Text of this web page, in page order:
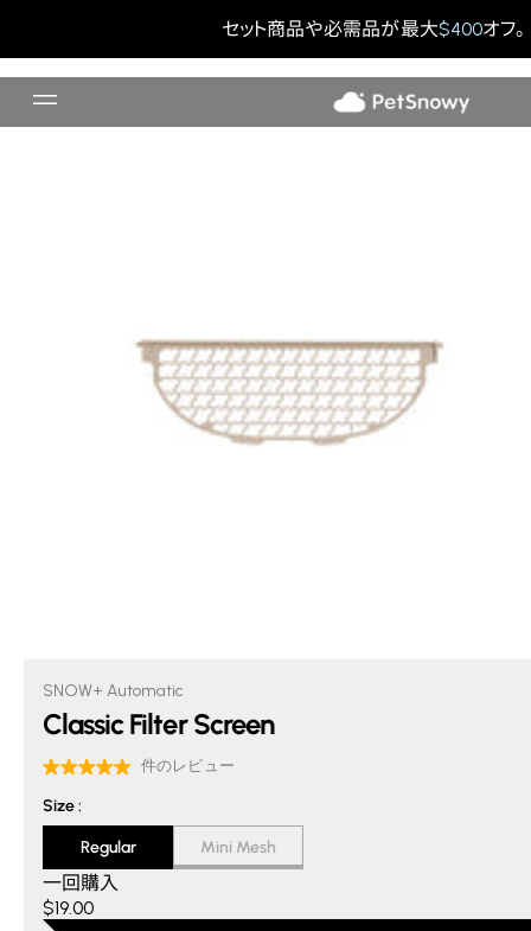
セット商品や必需品が最大$400オフ。
クラシック・フィルタースクリーン
SNOW+ Automatic
Classic Filter Screen
Size
Size:
Regular Mini Mesh
一回購入
$19.00